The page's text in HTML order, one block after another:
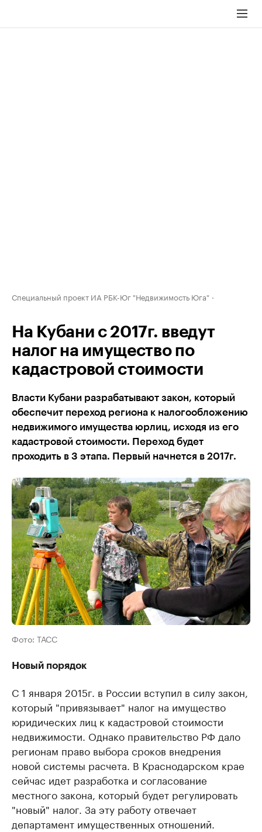
Специальный проект ИА РБК-Юг "Недвижимость Юга"
На Кубани с 2017г. введут
налог на имущество по
кадастровой стоимости
Власти Кубани разрабатывают закон, который
обеспечит переход региона к налогообложению
недвижимого имущества юрлиц, исходя из его
кадастровой стоимости. Переход будет
проходить в 3 этапа. Первый начнется в 2017г.
Фото: ТАСС
Новый порядок
С 1 января 2015г. в России вступил в силу закон,
который "привязывает" налог на имущество
юридических лиц к кадастровой стоимости
недвижимости. Однако правительство РФ дало
регионам право выбора сроков внедрения
новой системы расчета. В Краснодарском крае
сейчас идет разработка и согласование
местного закона, который будет регулировать
"новый" налог. За эту работу отвечает
департамент имущественных отношений.